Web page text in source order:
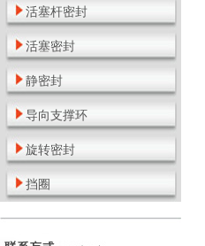
活塞杆密封
活塞密封
静密封
导向支撑环
旋转密封
挡圈